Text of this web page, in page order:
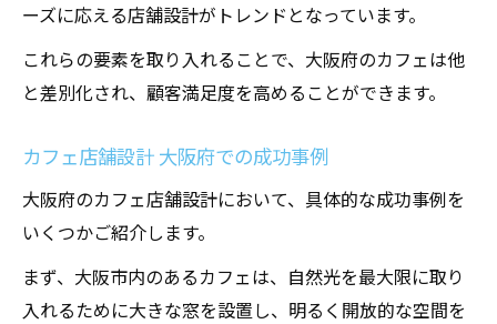
選び方
カフェインテリア 大阪府のトレンドと選び
方
び
カフェ店舗設計 大阪府でのインテリア選び
の秘訣
効率的なレイアウト大阪府のカフェ店舗設計の
ポイント
ーズに応える店舗設計がトレンドとなっています。
これらの要素を取り入れることで、大阪府のカフェは他
と差別化され、顧客満足度を高めることができます。
カフェ店舗設計 大阪府での成功事例
大阪府のカフェ店舗設計において、具体的な成功事例を
いくつかご紹介します。
まず、大阪市内のあるカフェは、自然光を最大限に取り
入れるために大きな窓を設置し、明るく開放的な空間を